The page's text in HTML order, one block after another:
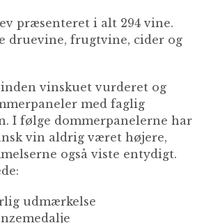
præsenteret i alt 294 vine.
druevine, frugtvine, cider og
vinskuet vurderet og
med faglig
I følge dommerpanelerne har
vin aldrig været højere,
også viste entydigt.
udmærkelse